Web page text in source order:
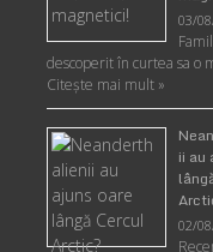
03/
descoperit în curtea sa o
Citeşte mai mult »
ii au
02/